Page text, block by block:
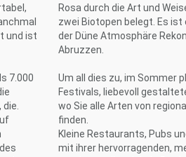
und ist
7.000
Rosa durch die Art und
zwei Biotopen belegt. Es
der Düne Atmosphäre
Abruzzen.
Um all dies zu, im Sommer
Festivals, liebevoll
wo Sie alle Arten von
finden.
Kleine Restaurants, Pubs
mit ihrer hervorragenden,